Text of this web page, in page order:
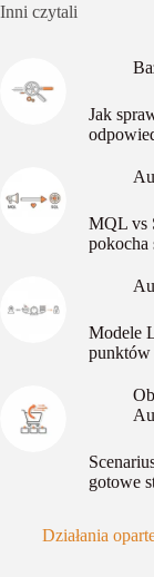
przed
Inni czytali
Jak
MQL vs
pokocha
Modele
punktów
gotowe
Działania